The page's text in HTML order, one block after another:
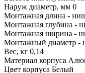
Наруж диаметр, мм 0
Монтажная длина -
Монтажная глубина -
Монтажная ширина -
Монтажный диаметр -
Вес, кг 0,14
Материал корпуса
Цвет корпуса Белый